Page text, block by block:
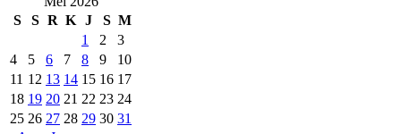
S
S R K J S M
1
2
3
4
5 6 7 8 9
10
11 12 13 14 15 16 17
18 19 20 21 22 23 24
25 26 27 28 29 30 31